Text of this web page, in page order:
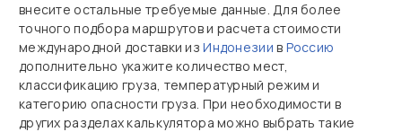
внесите остальные требуемые данные. Для более
точного подбора маршрутов и расчета стоимости
международной доставки изИндонезии в Россию
дополнительно укажите количество мест,
классификацию груза, температурный режим и
категорию опасности груза. При необходимости в
других разделах калькулятора можно выбрать такие